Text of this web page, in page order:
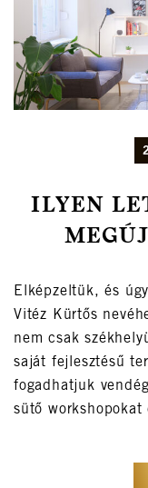
ILYEN
Elképzeltük, és
Vitéz Kürtős
nem csak
saját fejlesztésű
fogadhatjuk
sütő workshopokat